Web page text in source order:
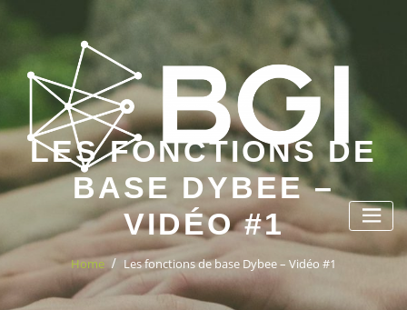
LES FONCTIONS DE
BASE DYBEE –
VIDÉO #1
Home Les fonctions de base Dybee – Vidéo #1